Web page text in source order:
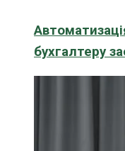
бухгалтеру